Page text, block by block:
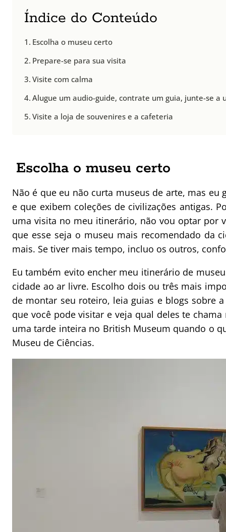
Índice do Conteúdo
Escolha o museu certo
Prepare-se para sua visita
Visite com calma
Alugue um audio-guide, contrate um guia, junte-se a
Visite a loja de souvenires e a cafeteria
Escolha o museu certo
Não é que eu não curta museus de arte, mas
e que exibem coleções de civilizações antigas.
uma visita no meu itinerário, não vou optar por
que esse seja o museu mais recomendado da
mais. Se tiver mais tempo, incluo os outros,
Eu também evito encher meu itinerário de
cidade ao ar livre. Escolho dois ou três mais
de montar seu roteiro, leia guias e blogs sobre
que você pode visitar e veja qual deles te
uma tarde inteira no British Museum quando o
Museu de Ciências.